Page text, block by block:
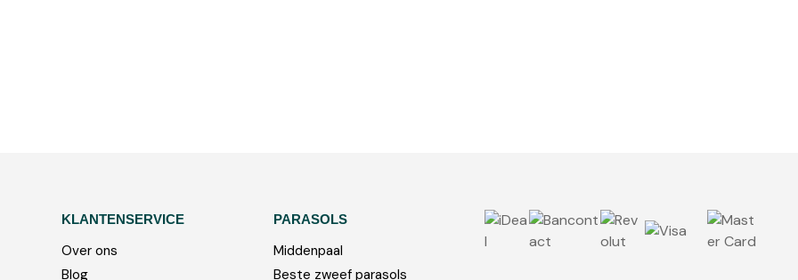
KLANTENSERVICE
Over ons
Blog
PARASOLS
Middenpaal
Beste zweef parasols